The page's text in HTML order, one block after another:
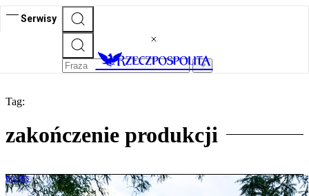
Serwisy
Tag:
zakończenie produkcji
BIZNES